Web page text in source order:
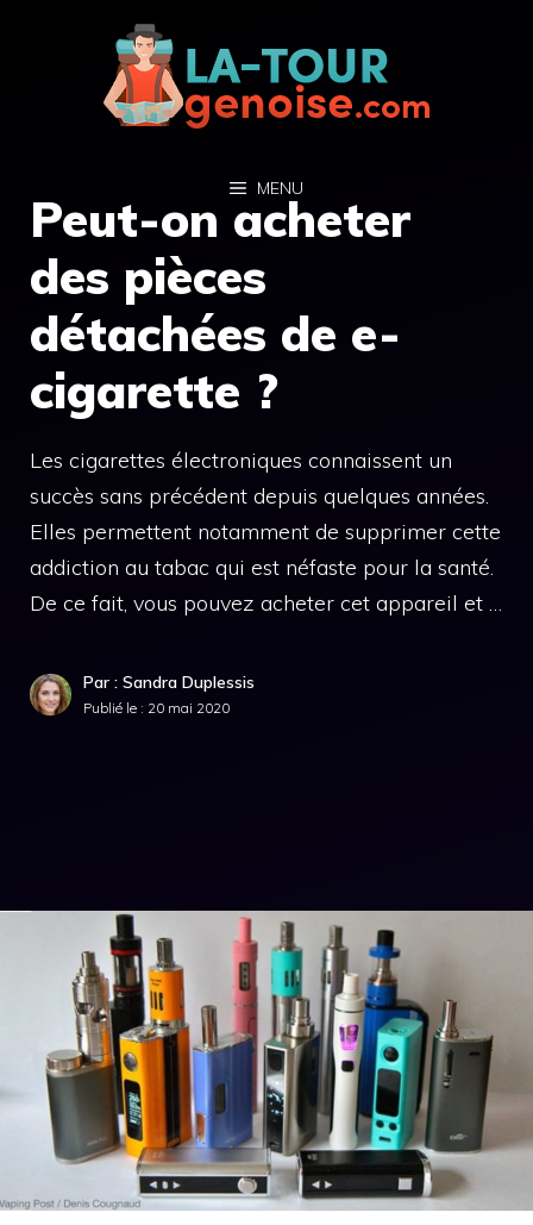
MENU
Peut-on acheter
des pièces
détachées de e-
cigarette ?
Les cigarettes électroniques connaissent un
succès sans précédent depuis quelques années.
Elles permettent notamment de supprimer cette
addiction au tabac qui est néfaste pour la santé.
De ce fait, vous pouvez acheter cet appareil et …
Par : Sandra Duplessis
Publié le : 20 mai 2020